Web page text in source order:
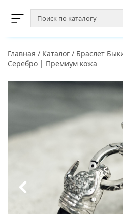
Главная / Каталог / Браслет
Серебро | Премиум кожа